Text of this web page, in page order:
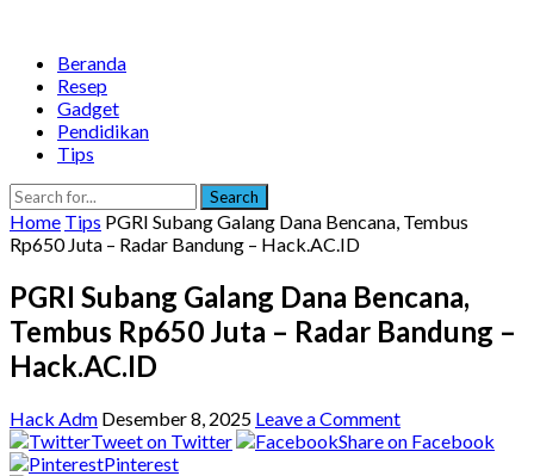
Beranda
Resep
Gadget
Pendidikan
Tips
Search
Home Tips PGRI Subang Galang Dana Bencana, Tembus
Rp650 Juta – Radar Bandung – Hack.AC.ID
PGRI Subang Galang Dana Bencana,
Tembus Rp650 Juta – Radar Bandung –
Hack.AC.ID
Hack Adm Desember 8, 2025 Leave a Comment
Tweet on Twitter
Share on Facebook
Pinterest